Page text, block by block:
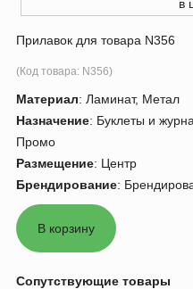
Прилавок для товара N356
(Код товара: N356)
Материал: Ламинат, Метал
Назначение: Буклеты и
Промо
Размещение: Центр
Брендирование:
Сопутствующие товары